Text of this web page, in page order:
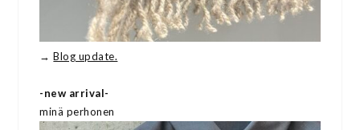
→Blog update.
-new arrival-
minä perhonen